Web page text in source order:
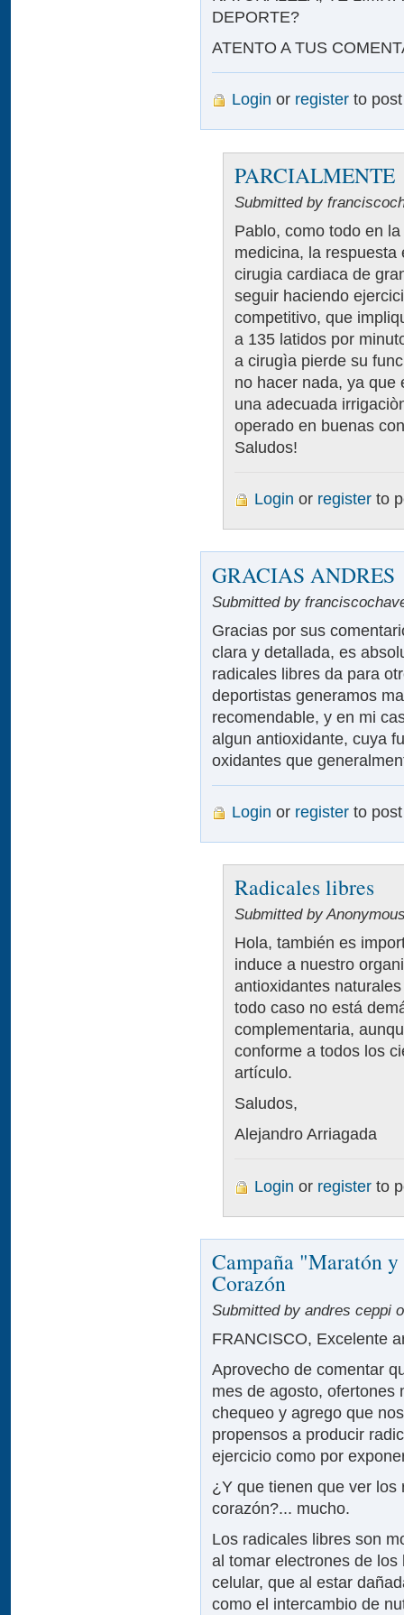
DEPORTE?
ATENTO A TUS
Login or register to
PARCIALMENTE
Submitted by
Pablo, como todo en
medicina, la
cirugia cardiaca de
seguir haciendo
competitivo, que
a 135 latidos por
a cirugìa pierde su
no hacer nada, ya que
una adecuada
operado en buenas
Saludos!
Login or register to
GRACIAS ANDRES
Submitted by
Gracias por sus
clara y detallada, es
radicales libres da para
deportistas generamos
recomendable, y en mi
algun antioxidante, cuya
oxidantes que
Login or register to
Radicales libres
Submitted by
Hola, también es
induce a nuestro
antioxidantes
todo caso no está
complementaria,
conforme a todos los
artículo.
Saludos,
Alejandro Arriagada
Login or register to
Campaña "Maratón
Corazón
Submitted by andres ceppi
FRANCISCO, Excelente
Aprovecho de comentar
mes de agosto, ofertones
chequeo y agrego que
propensos a producir
ejercicio como por
¿Y que tienen que ver
corazón?... mucho.
Los radicales libres son
al tomar electrones de
celular, que al estar
como el intercambio de